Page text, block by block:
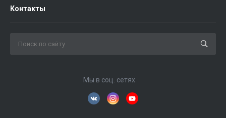
Контакты
Мы в соц. сетях